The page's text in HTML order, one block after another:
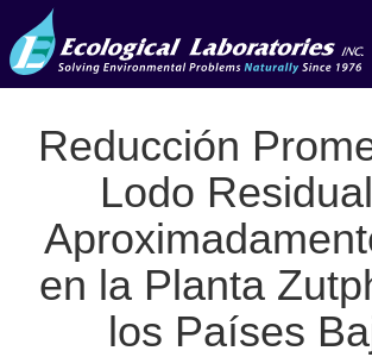
Reducción
Lodo
en la Planta
los Países